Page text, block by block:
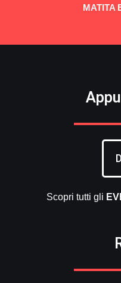
MATITA
Scopri tutti gli